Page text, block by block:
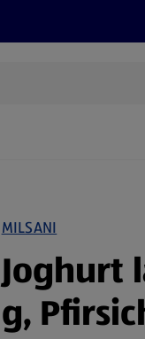
MILSANI
Joghurt
g,